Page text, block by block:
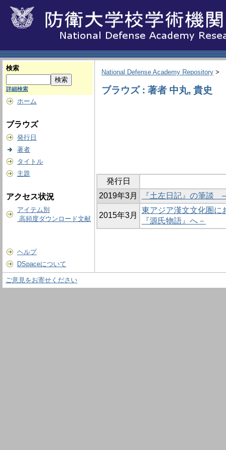
検索
詳細検索
ホーム
ブラウズ
発行日
著者
タイトル
主題
アクセス状況
アイテム別
高頻度ダウンロード文献
ヘルプ
DSpaceについて
National Defense Academy Repository >
ブラウズ : 著者 中丸, 貴史
発行日
2019年3月
『土左日記』の筆談
2015年3月
東アジア漢文文化圏に
『源氏物語』へ－
ご意見をお寄せください